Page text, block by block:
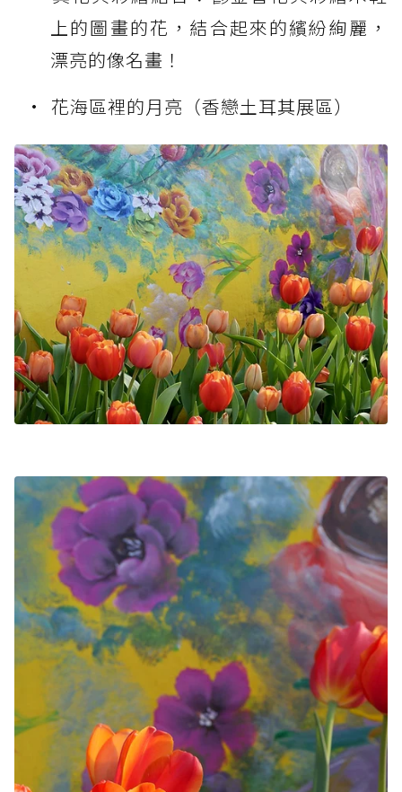
上的圖畫的花，結合起來的繽紛絢麗，
漂亮的像名畫！
花海區裡的月亮（香戀土耳其展區）